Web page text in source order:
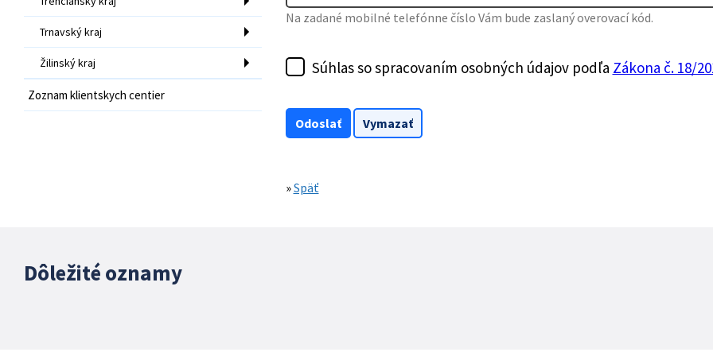
Trnavský kraj
Žilinský kraj
Zoznam klientskych centier
Na zadané mobilné telefónne číslo Vám bude zaslaný overovací kód.
Súhlas so spracovaním osobných údajov podľa Zákona č. 18/
»Späť
Dôležité oznamy